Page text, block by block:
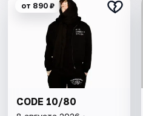
от 890 ₽
CODE 10/80